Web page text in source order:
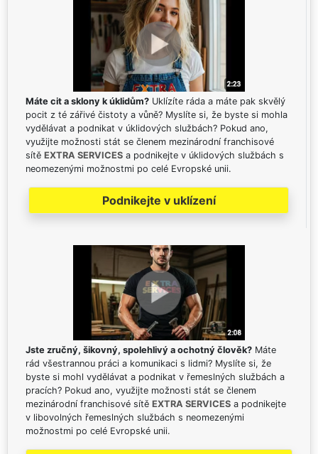
Máte cit a sklony k úklidům? Uklízíte ráda a máte pak skvělý
pocit z té zářivé čistoty a vůně? Myslíte si, že byste si mohla
vydělávat a podnikat v úklidových službách? Pokud ano,
využijte možnosti stát se členem mezinárodní franchisové
sítě EXTRA SERVICES a podnikejte v úklidových službách s
neomezenými možnostmi po celé Evropské unii.
Podnikejte v uklízení
Jste zručný, šikovný, spolehlivý a ochotný člověk? Máte
rád všestrannou práci a komunikaci s lidmi? Myslíte si, že
byste si mohl vydělávat a podnikat v řemeslných službách a
pracích? Pokud ano, využijte možnosti stát se členem
mezinárodní franchisové sítě EXTRA SERVICES a podnikejte
v libovolných řemeslných službách s neomezenými
možnostmi po celé Evropské unii.